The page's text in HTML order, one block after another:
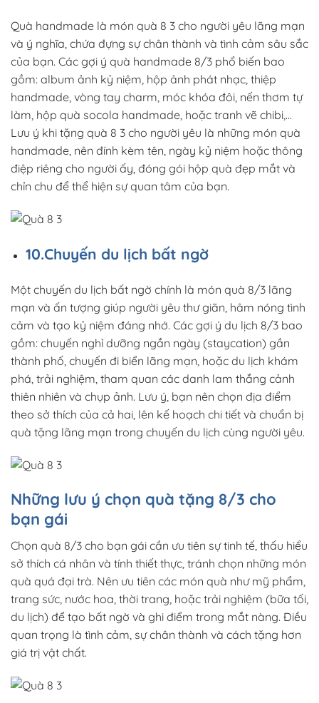
Quà handmade là món quà 8 3 cho người yêu lãng mạn
và ý nghĩa, chứa đựng sự chân thành và tình cảm sâu sắc
của bạn. Các gợi ý quà handmade 8/3 phổ biến bao
gồm: album ảnh kỷ niệm, hộp ảnh phát nhạc, thiệp
handmade, vòng tay charm, móc khóa đôi, nến thơm tự
làm, hộp quà socola handmade, hoặc tranh vẽ chibi,…
Lưu ý khi tặng quà 8 3 cho người yêu là những món quà
handmade, nên đính kèm tên, ngày kỷ niệm hoặc thông
điệp riêng cho người ấy, đóng gói hộp quà đẹp mắt và
chỉn chu để thể hiện sự quan tâm của bạn.
10.Chuyến du lịch bất ngờ
Một chuyến du lịch bất ngờ chính là món quà 8/3 lãng
mạn và ấn tượng giúp người yêu thư giãn, hâm nóng tình
cảm và tạo kỷ niệm đáng nhớ. Các gợi ý du lịch 8/3 bao
gồm: chuyến nghỉ dưỡng ngắn ngày (staycation) gần
thành phố, chuyến đi biển lãng mạn, hoặc du lịch khám
phá, trải nghiệm, tham quan các danh lam thắng cảnh
thiên nhiên và chụp ảnh. Lưu ý, bạn nên chọn địa điểm
theo sở thích của cả hai, lên kế hoạch chi tiết và chuẩn bị
quà tặng lãng mạn trong chuyến du lịch cùng người yêu.
Những lưu ý chọn quà tặng 8/3 cho
bạn gái
Chọn quà 8/3 cho bạn gái cần ưu tiên sự tinh tế, thấu hiểu
sở thích cá nhân và tính thiết thực, tránh chọn những món
quà quá đại trà. Nên ưu tiên các món quà như mỹ phẩm,
trang sức, nước hoa, thời trang, hoặc trải nghiệm (bữa tối,
du lịch) để tạo bất ngờ và ghi điểm trong mắt nàng. Điều
quan trọng là tình cảm, sự chân thành và cách tặng hơn
giá trị vật chất.